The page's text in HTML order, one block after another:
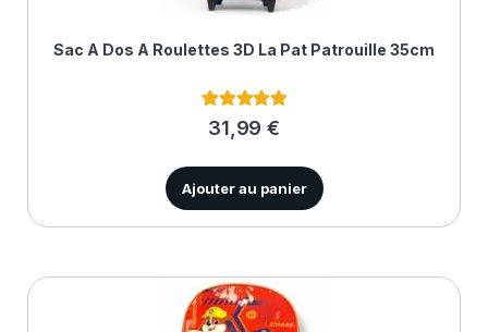
Sac À Dos A Roulettes 3D La Pat Patrouille 35cm
Noté5.00
sur 5 basé
client
31,99€
Ajouter au panier